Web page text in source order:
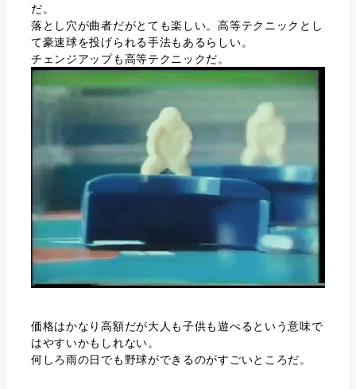
だ。
落とし穴が曲者だがとても楽しい。高等テクニックとし
て豪速球を投げられる手法もあるらしい。
チェンジアップも高等テクニックだ。
価格はかなり高額だが大人も子供も遊べるという意味で
はやすいかもしれない。
何しろ雨の日でも野球ができるのがすごいところだ。